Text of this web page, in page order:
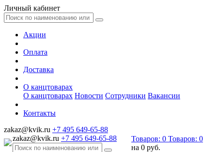
Личный кабинет
Акции
Оплата
Доставка
О канцтоварах
О канцтоварах Новости Сотрудники Вакансии
Контакты
zakaz@kvik.ru +7 495 649-65-88
zakaz@kvik.ru +7 495 649-65-88 Товаров: 0 Товаров: 0
на 0 руб.